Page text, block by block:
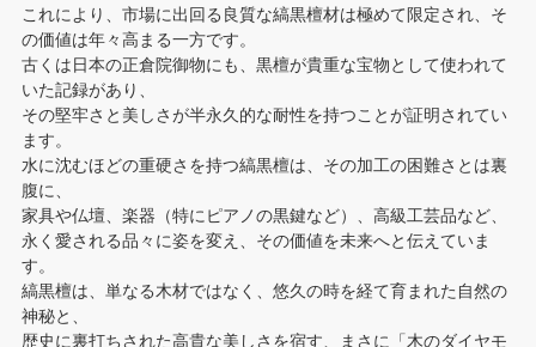
これにより、市場に出回る良質な縞黒檀材は極めて限定され、そ
の価値は年々高まる一方です。
古くは日本の正倉院御物にも、黒檀が貴重な宝物として使われて
いた記録があり、
その堅牢さと美しさが半永久的な耐性を持つことが証明されてい
ます。
水に沈むほどの重硬さを持つ縞黒檀は、その加工の困難さとは裏
腹に、
家具や仏壇、楽器（特にピアノの黒鍵など）、高級工芸品など、
永く愛される品々に姿を変え、その価値を未来へと伝えていま
す。
縞黒檀は、単なる木材ではなく、悠久の時を経て育まれた自然の
神秘と、
歴史に裏打ちされた高貴な美しさを宿す、まさに「木のダイヤモ